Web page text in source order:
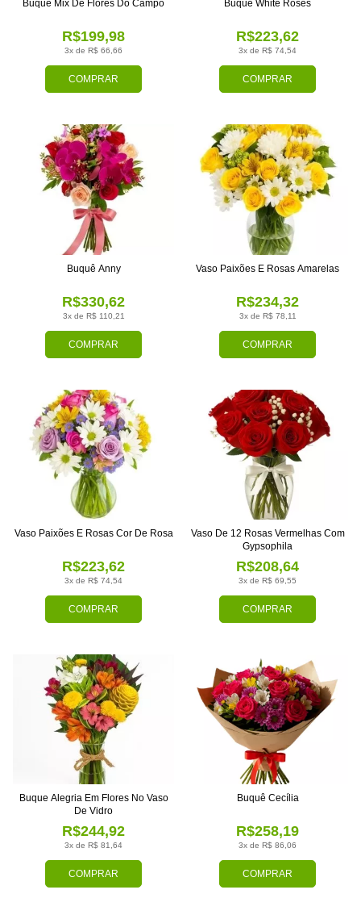
COMPRAR
3x de R$ 66,66
R$199,98
Buquê Mix De Flores Do Campo
COMPRAR
3x de R$ 74,54
R$223,62
Buquê White Roses
COMPRAR
3x de R$ 110,21
R$330,62
Buquê Anny
COMPRAR
3x de R$ 78,11
R$234,32
Vaso Paixões E Rosas Amarelas
COMPRAR
3x de R$ 74,54
R$223,62
Vaso Paixões E Rosas Cor De Rosa
COMPRAR
3x de R$ 69,55
R$208,64
Vaso De 12 Rosas Vermelhas Com
Gypsophila
COMPRAR
3x de R$ 81,64
R$244,92
Buque Alegria Em Flores No Vaso
De Vidro
COMPRAR
3x de R$ 86,06
R$258,19
Buquê Cecília